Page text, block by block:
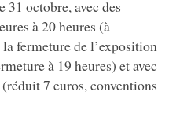
31 octobre, avec des
à 20 heures (à
fermeture de l’exposition
à 19 heures) et avec
7 euros, conventions